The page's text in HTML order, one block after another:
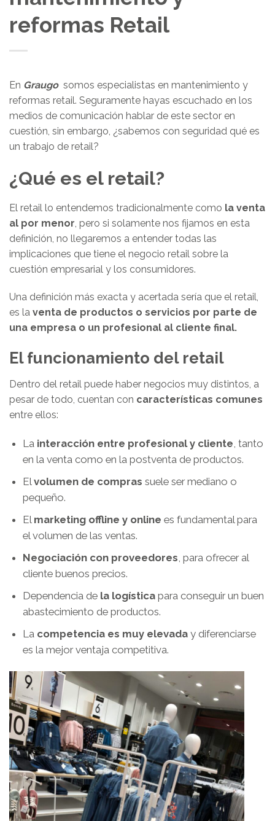
reformas Retail
En Graugosomos especialistas en mantenimiento y
reformas retail. Seguramente hayas escuchado en los
medios de comunicación hablar de este sector en
cuestión, sin embargo, ¿sabemos con seguridad qué es
un trabajo de retail?
¿Qué es el retail?
El retail lo entendemos tradicionalmente como la venta
al por menor , pero si solamente nos fijamos en esta
definición, no llegaremos a entender todas las
implicaciones que tiene el negocio retail sobre la
cuestión empresarial y los consumidores.
Una definición más exacta y acertada sería que el retail,
es la venta de productos o servicios por parte de
una empresa o un profesional al cliente final.
El funcionamiento del retail
Dentro del retail puede haber negocios muy distintos, a
pesar de todo, cuentan con características comunes
entre ellos:
La interacción entre profesional y cliente , tanto
en la venta como en la postventa de productos.
El volumen de compras suele ser mediano o
pequeño.
El marketing offline y online es fundamental para
el volumen de las ventas.
Negociación con proveedores, para ofrecer al
cliente buenos precios.
Dependencia de la logísticapara conseguir un buen
abastecimiento de productos.
La competencia es muy elevaday diferenciarse
es la mejor ventaja competitiva.